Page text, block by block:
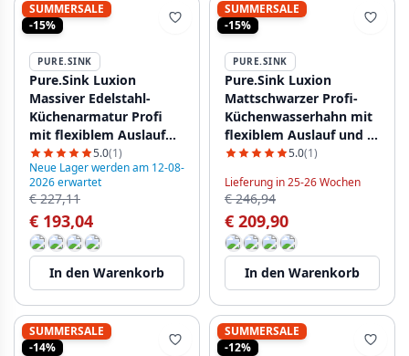
SUMMERSALE
-15%
PURE.SINK
Pure.Sink Luxion
Massiver Edelstahl-
Küchenarmatur Profi
mit flexiblem Auslauf
und 2 Strahlarten
PLXFLEX-02
5.0(1)
Neue Lager werden am 12-08-
2026 erwartet
€ 227,11
€ 193,04
In den Warenkorb
SUMMERSALE
-15%
PURE.SINK
Pure.Sink Luxion
Mattschwarzer Profi-
Küchenwasserhahn mit
flexiblem Auslauf und 2
Strahlarten PLXFLEX-10
5.0(1)
Lieferung in 25-26 Wochen
€ 246,94
€ 209,90
In den Warenkorb
SUMMERSALE
-14%
SUMMERSALE
-12%